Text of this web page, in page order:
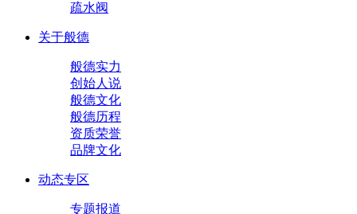
疏水阀
关于般德
般德实力
创始人说
般德文化
般德历程
资质荣誉
品牌文化
动态专区
专题报道